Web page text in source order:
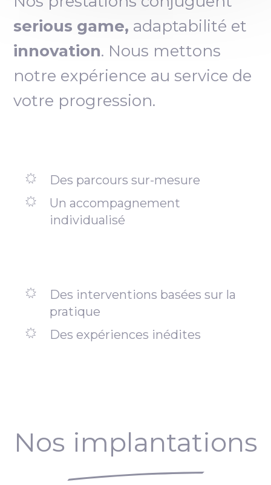
serious game, adaptabilité et
innovation. Nous mettons
notre expérience au service de
votre progression.
Des parcours sur-mesure
Un accompagnement
individualisé
Des interventions basées sur la
pratique
Des expériences inédites
Nos implantations